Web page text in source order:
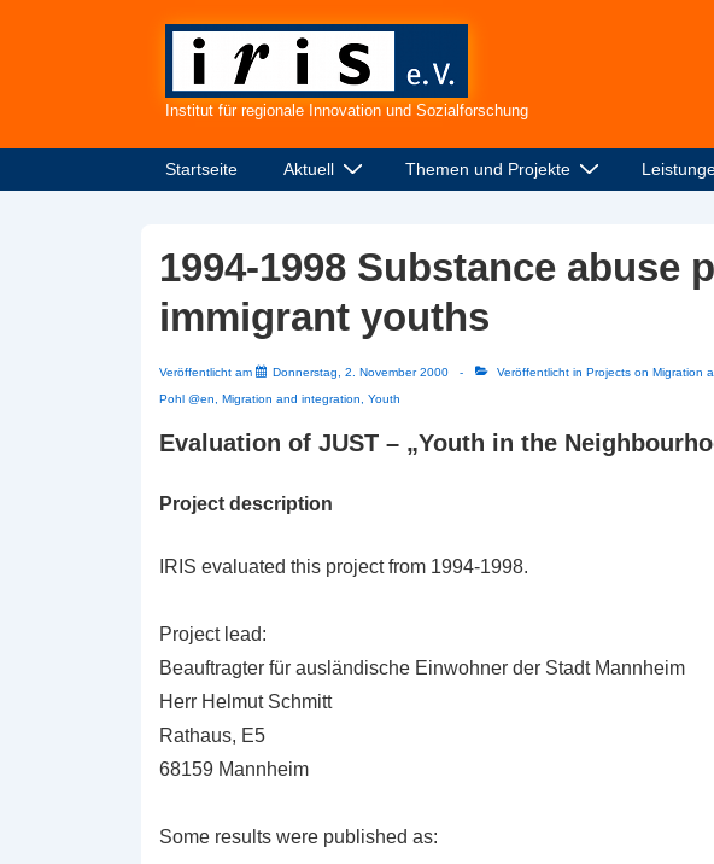
Institut für regionale Innovation und Sozialforschung
Hauptnavigation
Startseite Aktuell Themen und Projekte
1994-1998 Substance abuse
immigrant youths
Veröffentlicht am Donnerstag, 2. November 2000 Veröffentlicht in Projects on Migration
Pohl @en
Migration and integration Youth
Evaluation of JUST – „Youth in the
Project description
IRIS evaluated this project from 1994-1998.
Project lead:
Beauftragter für ausländische Einwohner der Stadt Mannheim
Herr Helmut Schmitt
Rathaus, E5
68159 Mannheim
Some results were published as: